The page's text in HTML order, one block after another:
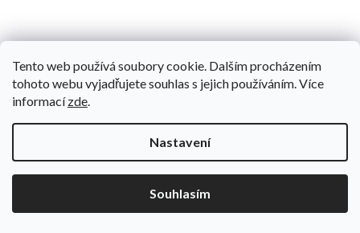
Tento web používá soubory cookie. Dalším procházením
tohoto webu vyjadřujete souhlas s jejich používáním. Více
informacízde.
Nastavení
Souhlasím